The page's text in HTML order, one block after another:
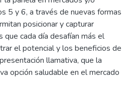
5 y 6, a través de nuevas formas
posicionar y capturar
que cada día desafían más el
el potencial y los beneficios de
llamativa, que la
opción saludable en el mercado